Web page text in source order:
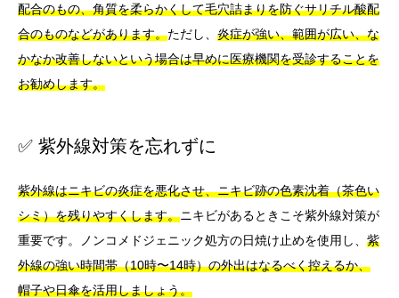
配合のもの、角質を柔らかくして毛穴詰まりを防ぐサリチル酸配
合のものなどがあります。ただし、 炎症が強い、範囲が広い、な
かなか改善しないという場合は早めに医療機関を受診することを
お勧めします。
✅ 紫外線対策を忘れずに
紫外線はニキビの炎症を悪化させ、ニキビ跡の色素沈着（茶色い
シミ）を残りやすくします。ニキビがあるときこそ紫外線対策が
重要です。ノンコメドジェニック処方の日焼け止めを使用し、 紫
外線の強い時間帯（10時〜14時）の外出はなるべく控えるか、
帽子や日傘を活用しましょう。